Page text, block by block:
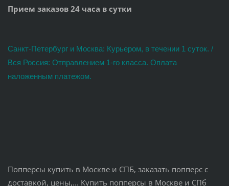
Прием заказов 24 часа в сутки
Санкт-Петербург и Москва: Курьером, в течении 1 суток. /
Вся Россия: Отправлением 1-го класса. Оплата
наложенным платежом.
Попперсы купить в Москве и СПБ, заказать попперс с
доставкой, цены,... Купить попперсы в Москве и СПб